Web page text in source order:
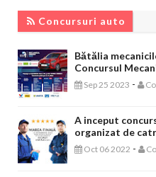
Concursuri auto
Bătălia
Concursul
Sep 25 2023 -
A inceput
organizat de
Oct 06 2022 -